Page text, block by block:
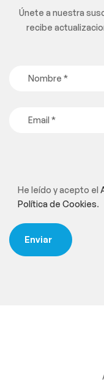
Únete a nuestra
recibe
He leído y acepto el
Política de Cookies.